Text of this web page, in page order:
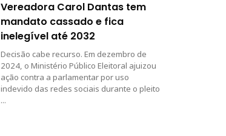
Vereadora Carol Dantas tem
mandato cassado e fica
inelegível até 2032
Decisão cabe recurso. Em dezembro de
2024, o Ministério Público Eleitoral ajuizou
ação contra a parlamentar por uso
indevido das redes sociais durante o pleito
...